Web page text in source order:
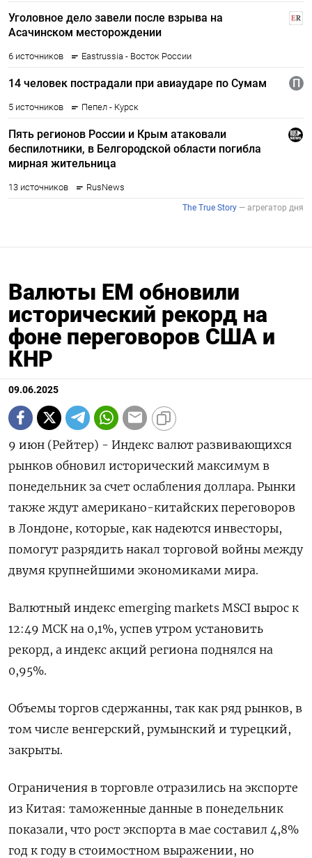
Валюты ЕМ обновили
исторический рекорд на
фоне переговоров США и
КНР
09.06.2025
9 июн (Рейтер) - Индекс валют развивающихся
рынков обновил исторический максимум в
понедельник за счет ослабления доллара. Рынки
также ждут американо-китайских переговоров
в Лондоне, которые, как надеются инвесторы,
помогут разрядить накал торговой войны между
двумя крупнейшими экономиками мира.
Валютный индекс emerging markets MSCI вырос к
12:49 МСК на 0,1%, успев утром установить
рекорд, а индекс акций региона поднялся на
0,95%.
Объемы торгов сдержанны, так как ряд рынков, в
том числе венгерский, румынский и турецкий,
закрыты.
Ограничения в торговле отразились на экспорте
из Китая: таможенные данные в понедельник
показали, что рост экспорта в мае составил 4,8%
год к году в стоимостном выражении, но